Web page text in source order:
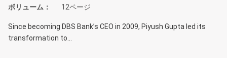
ボリューム
12ページ
Since becoming DBS Bank’s CEO in 2009, Piyush Gupta led its
transformation to…